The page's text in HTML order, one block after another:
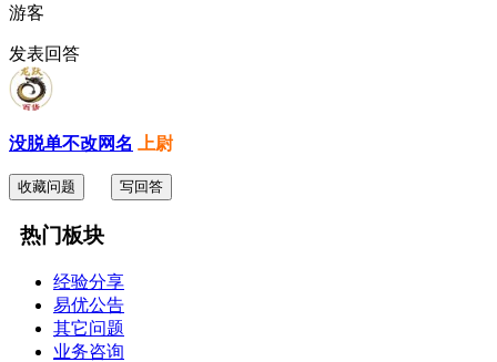
游客
发表回答
没脱单不改网名 上尉
收藏问题 写回答
热门板块
经验分享
易优公告
其它问题
业务咨询